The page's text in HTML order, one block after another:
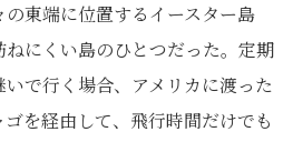
東端に位置するイースター島
にくい島のひとつだった。定期
で行く場合、アメリカに渡った
を経由して、飛行時間だけでも